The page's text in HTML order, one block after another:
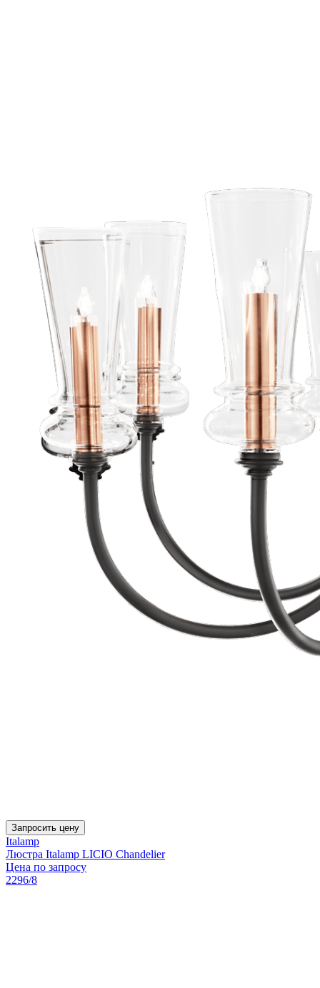
Запросить цену
Italamp
Люстра Italamp LICIO Chandelier
Цена по запросу
2296/8